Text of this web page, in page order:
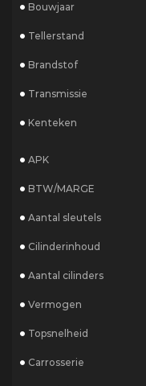
Bouwjaar
Tellerstand
Brandstof
Transmissie
Kenteken
APK
BTW/MARGE
Aantal sleutels
Cilinderinhoud
Aantal cilinders
Vermogen
Topsnelheid
Carrosserie